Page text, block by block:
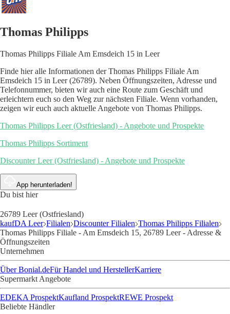
Thomas Philipps
Thomas Philipps Filiale Am Emsdeich 15 in Leer
Finde hier alle Informationen der Thomas Philipps Filiale Am
Emsdeich 15 in Leer (26789). Neben Öffnungszeiten, Adresse und
Telefonnummer, bieten wir auch eine Route zum Geschäft und
erleichtern euch so den Weg zur nächsten Filiale. Wenn vorhanden,
zeigen wir euch auch aktuelle Angebote von Thomas Philipps.
Thomas Philipps Leer (Ostfriesland) - Angebote und Prospekte
Thomas Philipps Sortiment
Discounter Leer (Ostfriesland) - Angebote und Prospekte
App herunterladen!
Du bist hier
26789 Leer (Ostfriesland)
kaufDA Leer Filialen Discounter Filialen Thomas Philipps Filialen
Thomas Philipps Filiale - Am Emsdeich 15, 26789 Leer - Adresse &
Öffnungszeiten
Unternehmen
Über Bonial.deFür Handel und HerstellerKarriere
Supermarkt Angebote
EDEKA ProspektKaufland ProspektREWE Prospekt
Beliebte Händler